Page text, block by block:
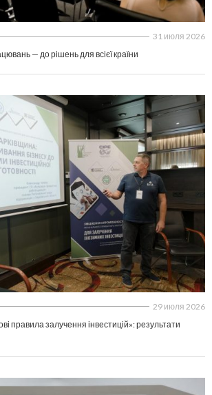
31 июля 2026
— до рішень для всієї країни
29 июля 2026
правила залучення інвестицій»: результати